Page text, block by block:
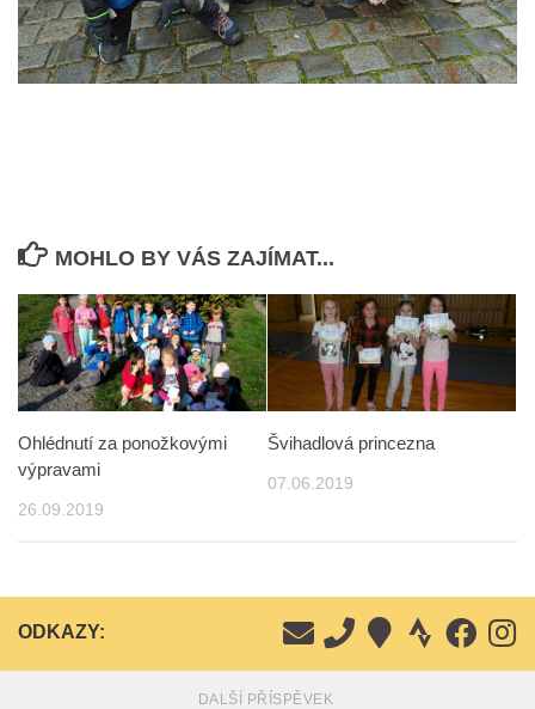
MOHLO BY VÁS ZAJÍMAT...
Ohlédnutí za ponožkovými
výpravami
26.09.2019
Švihadlová princezna
07.06.2019
ODKAZY:
DALŠÍ PŘÍSPĚVEK